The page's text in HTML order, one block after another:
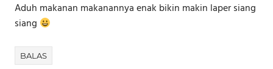
Aduh makanan makanannya enak bikin makin laper siang
siang
BALAS